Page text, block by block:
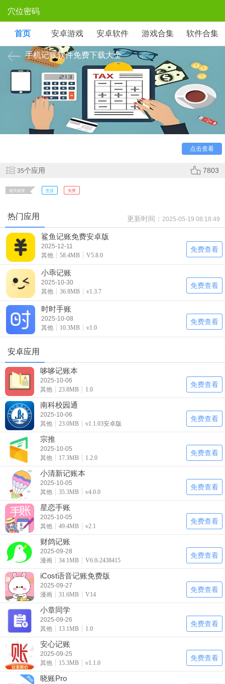
穴位密码
首页 安卓游戏 安卓软件 游戏合集 软件合集
手机记账软件免费下载大全
点击查看
很多朋友不知道手机记账软件哪个好用免费，下面小编在
这里为大家整理了一些免费好用的手机记账软件，欢迎需要的
朋友前来下载使用！
35个应用 7803
相关标签 生活 免费
热门应用 更新时间： 2025-05-19 08:18:49
鲨鱼记账免费安卓版
2025-12-11
其他
58.4MB V5.8.0
免费查看
小乖记账
2025-10-30
其他
36.8MB v1.3.7
免费查看
时时手账
2025-10-08
其他
10.3MB v1.0
免费查看
安卓应用
哆哆记账本
2025-10-06
其他
23.8MB 1.0
免费查看
南科校园通
2025-10-06
其他
23.0MB v1.1.03安卓版
免费查看
宗推
2025-10-05
其他
17.3MB 1.2.0
免费查看
小清新记账本
2025-10-05
其他
35.3MB v4.0.0
免费查看
星恋手账
2025-10-05
其他
49.4MB v2.1
免费查看
财鸽记账
2025-09-28
漫画
34.1MB V6.0-2438415
免费查看
iCost语音记账免费版
2025-09-27
漫画
31.6MB V14
免费查看
小章同学
2025-09-26
其他
13.1MB 1.0
免费查看
安心记账
2025-09-25
其他
15.3MB v1.1.0
免费查看
晓账Pro